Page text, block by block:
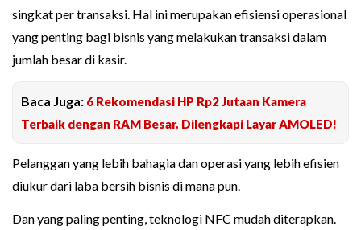
singkat per transaksi. Hal ini merupakan efisiensi operasional
yang penting bagi bisnis yang melakukan transaksi dalam
jumlah besar di kasir.
Baca Juga: 6 Rekomendasi HP Rp2 Jutaan Kamera
Terbaik dengan RAM Besar, Dilengkapi Layar AMOLED!
Pelanggan yang lebih bahagia dan operasi yang lebih efisien
diukur dari laba bersih bisnis di mana pun.
Dan yang paling penting, teknologi NFC mudah diterapkan.